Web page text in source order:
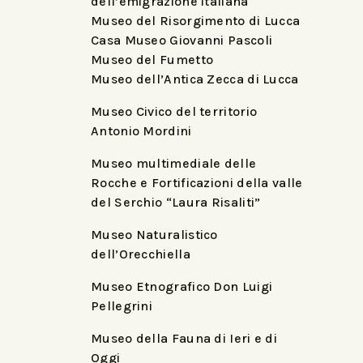
Museo del Risorgimento di Lucca
Casa Museo Giovanni Pascoli
Museo del Fumetto
Museo dell’Antica Zecca di Lucca
Museo Civico del territorio
Antonio Mordini
Museo multimediale delle
Rocche e Fortificazioni della valle
del Serchio “Laura Risaliti”
Museo Naturalistico
dell’Orecchiella
Museo Etnografico Don Luigi
Pellegrini
Museo della Fauna di Ieri e di
Oggi